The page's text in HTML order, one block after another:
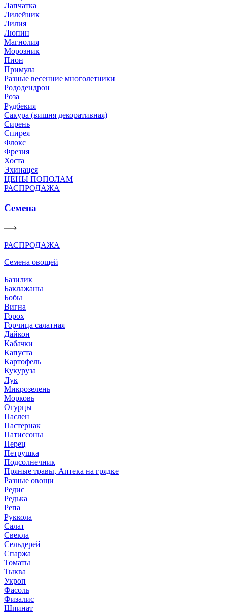
Лапчатка
Лилейник
Лилия
Люпин
Магнолия
Морозник
Пион
Примула
Разные весенние многолетники
Рододендрон
Роза
Рудбекия
Сакура (вишня декоративная)
Сирень
Спирея
Флокс
Фрезия
Хоста
Эхинацея
ЦЕНЫ ПОПОЛАМ
РАСПРОДАЖА
Семена
РАСПРОДАЖА
Семена овощей
Базилик
Баклажаны
Бобы
Вигна
Горох
Горчица салатная
Дайкон
Кабачки
Капуста
Картофель
Кукуруза
Лук
Микрозелень
Морковь
Огурцы
Паслен
Пастернак
Патиссоны
Перец
Петрушка
Подсолнечник
Пряные травы, Аптека на грядке
Разные овощи
Редис
Редька
Репа
Руккола
Салат
Свекла
Сельдерей
Спаржа
Томаты
Тыква
Укроп
Фасоль
Физалис
Шпинат